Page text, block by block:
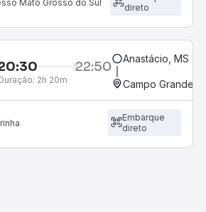
Mato Grosso do Sul
direto
22:50
2h 20m
Anastácio, MS
Campo Grande,
Embarque
direto